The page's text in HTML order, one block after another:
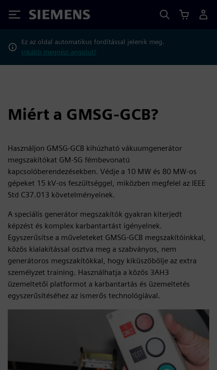
Siemens
Ez az oldal automatikus fordítással jelenik meg.
Inkább megnézi angolul?
Miért a GMSG-GCB?
Használjon GMSG-GCB kihúzható vákuumgenerátor
megszakítókat GM-SG fémbevonatú
kapcsolóberendezésekben. Védje a 10 MW és 80 MW-os
gépeket 15 kV-os feszültséggel, miközben megfelel az IEEE
Std C37.013 követelményeinek.
A speciális generátor megszakítók gyakran kiterjedt
képzést és komplex karbantartást igényelnek.
Egyszerűsítse a műveleteket GMSG-GCB megszakítóinkkal,
közös kialakítással osztva meg a szabványos, nem
generátoros megszakítókkal, hogy kiküszöbölje az extra
személyzet training. Használhatja a közös 3AH3
üzemeltetői platformot a karbantartás és üzemeltetés
egyszerűsítéséhez az ismerős technológiával.